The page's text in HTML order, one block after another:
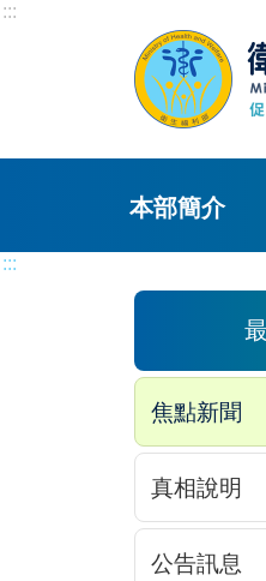
:::
本部簡介
:::
焦點新聞
真相說明
公告訊息